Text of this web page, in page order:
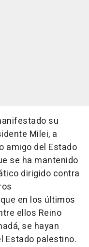
su
Milei, a
amigo del Estado
se ha mantenido
dirigido contra
en los últimos
ellos Reino
se hayan
Estado palestino.